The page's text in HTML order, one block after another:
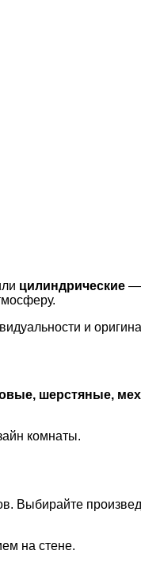
цилиндрические —
и
шерстяные,
комнаты.
Выбирайте
на стене.